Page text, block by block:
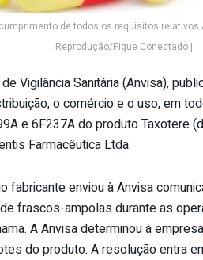
de todos os requisitos
Reprodução/Fique Conectado |
Vigilância Sanitária (Anvisa),
o comércio e o uso, em
e 6F237A do produto Taxotere
Farmacêutica Ltda.
fabricante enviou à Anvisa
frascos-ampolas durante as
A Anvisa determinou à
do produto. A resolução entra